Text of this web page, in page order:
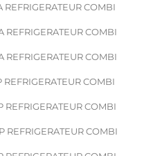
COMBI
REFRIGERATEUR COMBI
REFRIGERATEUR COMBI
COMBI
REFRIGERATEUR COMBI
REFRIGERATEUR COMBI